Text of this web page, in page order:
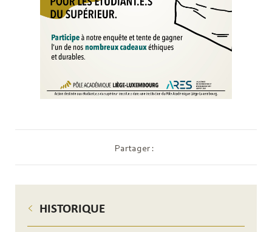
HISTORIQUE
Partager :